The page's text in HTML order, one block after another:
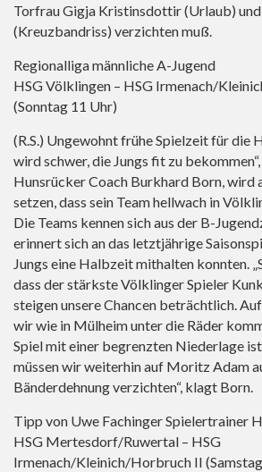
Torfrau Gigja Kristinsdottir (Urlaub) und
(Kreuzbandriss) verzichten muß.
Regionalliga männliche A-Jugend
HSG Völklingen – HSG Irmenach/
(Sonntag 11 Uhr)
(R.S.) Ungewohnt frühe Spielzeit für die
wird schwer, die Jungs fit zu
Hunsrücker Coach Burkhard Born, wird
setzen, dass sein Team hellwach in
Die Teams kennen sich aus der B-
erinnert sich an das letztjährige
Jungs eine Halbzeit mithalten konnten.
dass der stärkste Völklinger Spieler
steigen unsere Chancen beträchtlich.
wir wie in Mülheim unter die Räder
Spiel mit einer begrenzten Niederlage
müssen wir weiterhin auf Moritz Adam
Bänderdehnung verzichten“, klagt Born.
Tipp von Uwe Fachinger Spielertrainer
HSG Mertesdorf/Ruwertal – HSG
Irmenach/Kleinich/Horbruch II